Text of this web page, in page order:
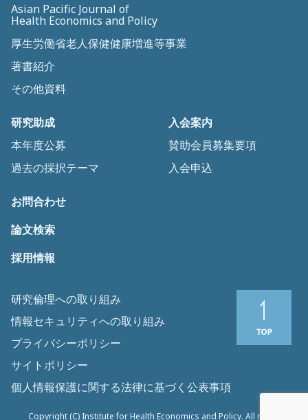
Asian Pacific Journal of
Health Economics and Policy
厚生労働省老人保健健康増進等事業
著書紹介
その他資料
研究助成
本年度公募
過去の採択テーマ
入会案内
賛助会員募集要項
入会申込
お問合わせ
論文検索
採用情報
研究倫理への取り組み
情報セキュリティへの取り組み
プライバシーポリシー
サイトポリシー
個人情報保護に関する法律に基づく公表事項
Copyright (C) Institute for Health Economics and Policy. All rights